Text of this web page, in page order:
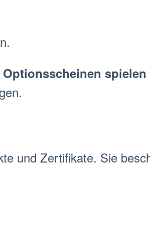
Optionsscheinen spielen
und Zertifikate. Sie